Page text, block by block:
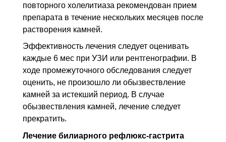
повторного холелитиаза рекомендован прием
препарата в течение нескольких месяцев после
растворения камней.
Эффективность лечения следует оценивать
каждые 6 мес при УЗИ или рентгенографии. В
ходе промежуточного обследования следует
оценить, не произошло ли обызвествление
камней за истекший период. В случае
обызвествления камней, лечение следует
прекратить.
Лечение билиарного рефлюкс-гастрита